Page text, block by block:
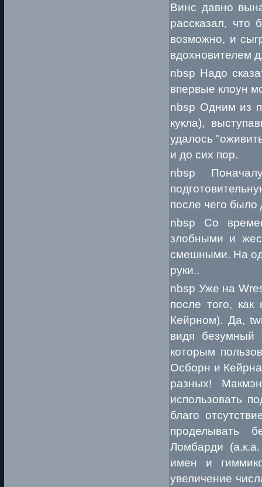
Винс давно
рассказал, что
возможно, и
вдохновителем
nbsp Надо
впервые клоун
nbsp Одним из
кукла),
удалось
и до сих пор.
nbsp
после чего
nbsp Со
злобными и
смешными. На
руки..
nbsp Уже на
после того,
Кейрном). Да,
видя безумный
которым
Осборн и
разных!
использовать
благо
проделывать
Ломбарди
имен и
увеличение